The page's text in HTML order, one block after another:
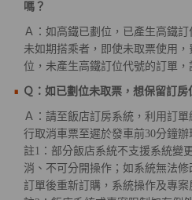
嗎？
Ａ：如高鐵已劃位，已產生高鐵
未如期搭乘者，即使未取票使用
位，未產生高鐵訂位代號的訂單，
Ｑ：如已劃位未取票，想保留訂房
Ａ：請至飯店訂房系統，利用訂
行取消車票至遲於發車前30分鐘
註1：部分飯店系統不支援系統變
消、不可分開操作；如系統無法
訂單後重新訂購，系統操作及專案